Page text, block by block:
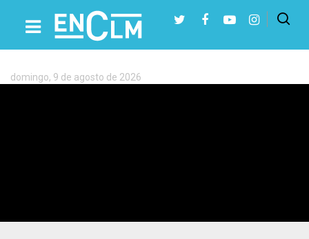
Etiqueta:
Alma
Letur
Presiona Intro para buscar o ESC para cerrar
domingo, 9 de agosto de 2026